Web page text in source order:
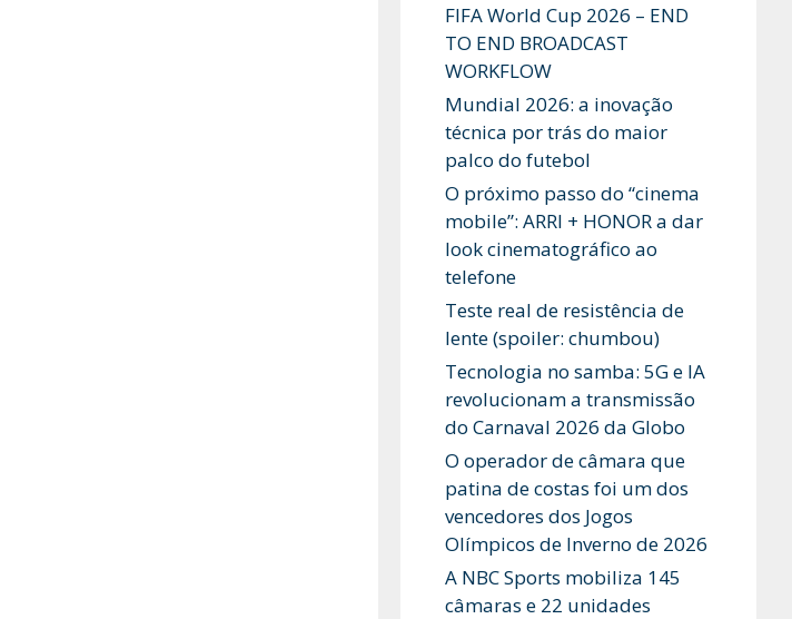
FIFA World Cup 2026 – END
TO END BROADCAST
WORKFLOW
Mundial 2026: a inovação
técnica por trás do maior
palco do futebol
O próximo passo do “cinema
mobile”: ARRI + HONOR a dar
look cinematográfico ao
telefone
Teste real de resistência de
lente (spoiler: chumbou)
Tecnologia no samba: 5G e IA
revolucionam a transmissão
do Carnaval 2026 da Globo
O operador de câmara que
patina de costas foi um dos
vencedores dos Jogos
Olímpicos de Inverno de 2026
A NBC Sports mobiliza 145
câmaras e 22 unidades